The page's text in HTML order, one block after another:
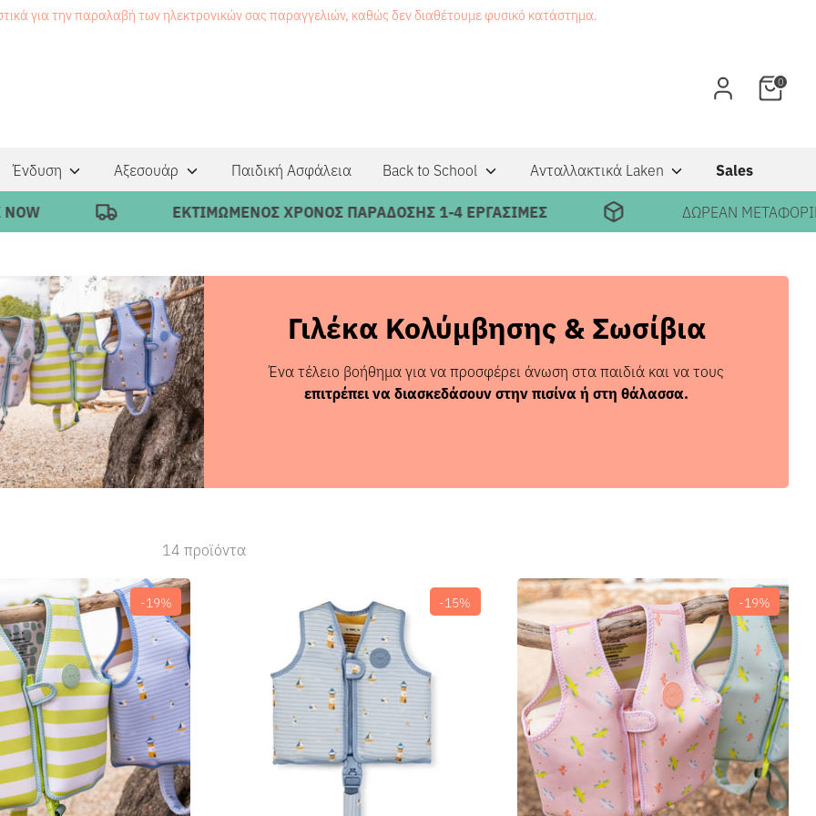
για την παραλαβή των ηλεκτρονικών σας παραγγελιών, καθώς δεν διαθέτουμε φυσικό κατάστημα.
0
Ένδυση Αξεσουάρ Παιδική Ασφάλεια Back to School Ανταλλακτικά Laken Sales
ΕΚΤΙΜΩΜΕΝΟΣ ΧΡΟΝΟΣ ΠΑΡΑΔΟΣΗΣ 1-4 ΕΡΓΑΣΙΜΕΣ ΔΩΡΕΑΝ ΜΕΤΑΦΟΡΙΚΑ ΣΕ
Γιλέκα Κολύμβησης & Σωσίβια
Ένα τέλειο βοήθημα για να προσφέρει άνωση στα παιδιά και να τους
επιτρέπει να διασκεδάσουν στην πισίνα ή στη θάλασσα.
14 προϊόντα
-19% -15% -19%